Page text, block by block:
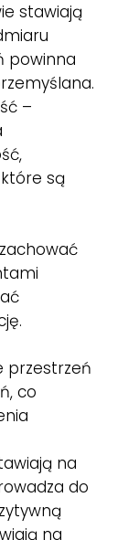
stawiają
powinna
–
są
przestrzeń
co
na
do
na